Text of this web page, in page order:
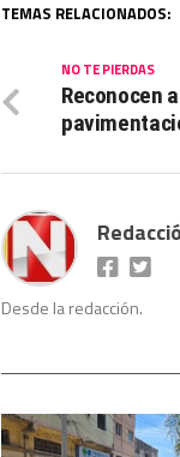
TEMAS RELACIONADOS:
NO TE PIERDAS
Reconocen
Desde la redacción.